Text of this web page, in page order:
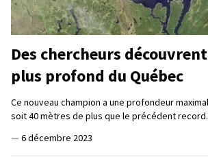
Des chercheurs
plus profond du Québec
Ce nouveau champion a une profondeur
soit 40 mètres de plus que le précédent record.
— 6 décembre 2023